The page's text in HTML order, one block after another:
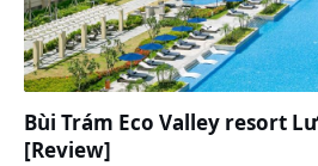
Bùi Trám Eco Valley resort
[Review]